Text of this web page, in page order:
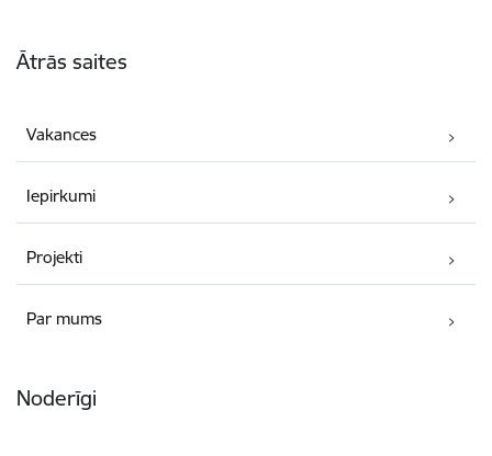
Ātrās saites
Vakances
Iepirkumi
Projekti
Par mums
Noderīgi